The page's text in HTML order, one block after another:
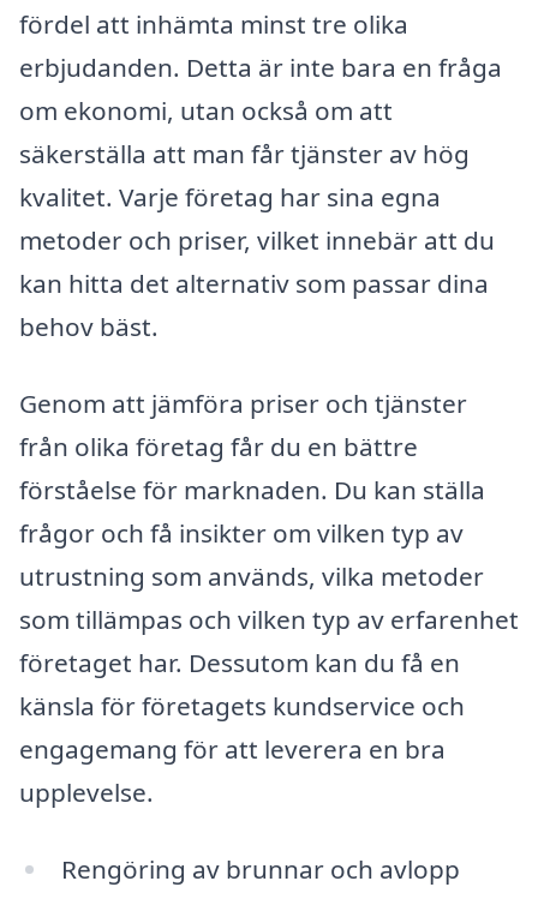
fördel att inhämta minst tre olika
erbjudanden. Detta är inte bara en fråga
om ekonomi, utan också om att
säkerställa att man får tjänster av hög
kvalitet. Varje företag har sina egna
metoder och priser, vilket innebär att du
kan hitta det alternativ som passar dina
behov bäst.
Genom att jämföra priser och tjänster
från olika företag får du en bättre
förståelse för marknaden. Du kan ställa
frågor och få insikter om vilken typ av
utrustning som används, vilka metoder
som tillämpas och vilken typ av erfarenhet
företaget har. Dessutom kan du få en
känsla för företagets kundservice och
engagemang för att leverera en bra
upplevelse.
Rengöring av brunnar och avlopp